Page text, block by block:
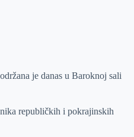
je danas u Baroknoj sali
republičkih i pokrajinskih